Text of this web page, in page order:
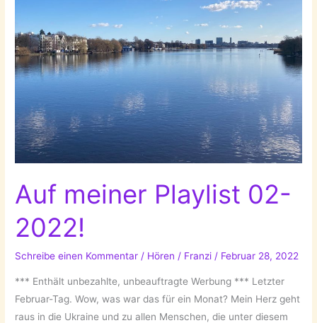
Auf meiner Playlist 02-
2022!
Schreibe einen Kommentar / Hören / Franzi/ Februar 28, 2022
*** Enthält unbezahlte, unbeauftragte Werbung *** Letzter
Februar-Tag. Wow, was war das für ein Monat? Mein Herz geht
raus in die Ukraine und zu allen Menschen, die unter diesem